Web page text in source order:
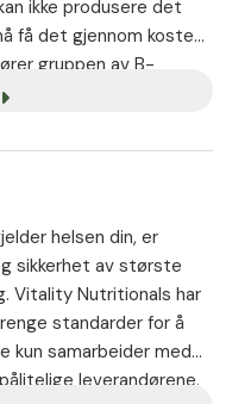
ikke produsere det
få det gjennom kosten.
gruppen av B-
er også kjent som
i Frankrike – som vitamin
helsen din, er
sikkerhet av største
Vitality Nutritionals har
standarder for å
kun samarbeider med
leverandørene.